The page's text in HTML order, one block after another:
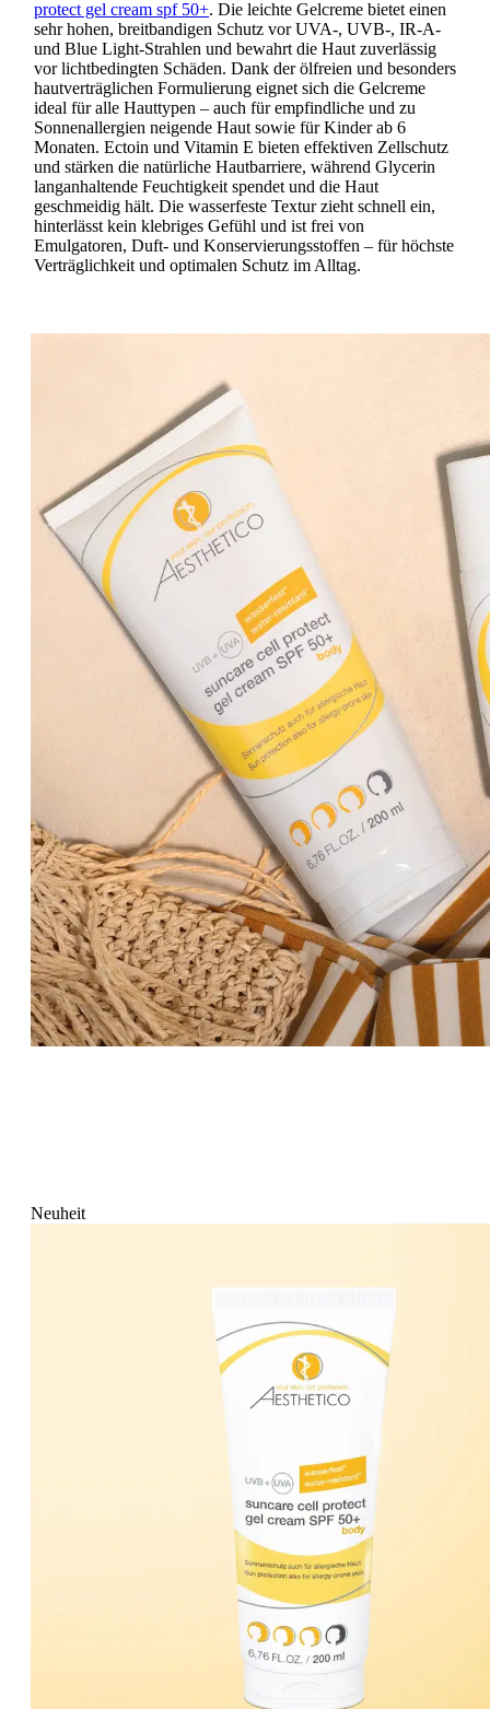
protect gel cream spf 50+. Die leichte Gelcreme bietet einen
sehr hohen, breitbandigen Schutz vor UVA-, UVB-, IR-A-
und Blue Light-Strahlen und bewahrt die Haut zuverlässig
vor lichtbedingten Schäden. Dank der ölfreien und besonders
hautverträglichen Formulierung eignet sich die Gelcreme
ideal für alle Hauttypen – auch für empfindliche und zu
Sonnenallergien neigende Haut sowie für Kinder ab 6
Monaten. Ectoin und Vitamin E bieten effektiven Zellschutz
und stärken die natürliche Hautbarriere, während Glycerin
langanhaltende Feuchtigkeit spendet und die Haut
geschmeidig hält. Die wasserfeste Textur zieht schnell ein,
hinterlässt kein klebriges Gefühl und ist frei von
Emulgatoren, Duft- und Konservierungsstoffen – für höchste
Verträglichkeit und optimalen Schutz im Alltag.
Neuheit